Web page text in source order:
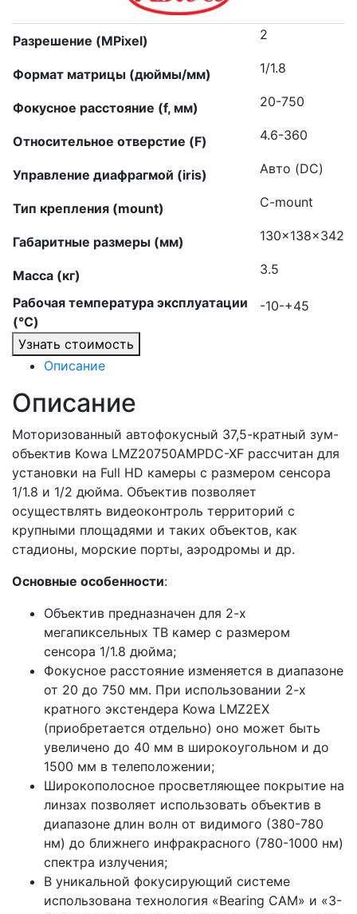
Разрешение (MPixel) 2
Формат матрицы (дюймы/мм) 1/1.8
Фокусное расстояние (f, мм) 20-750
Относительное отверстие (F) 4.6-360
Управление диафрагмой (iris) Авто (DC)
Тип крепления (mount) C-mount
Габаритные размеры (мм) 130x138x342
Масса (кг) 3.5
Рабочая температура эксплуатации
(°C)
-10-+45
Узнать стоимость
Описание
Описание
Моторизованный автофокусный 37,5-кратный зум-
объектив Kowa LMZ20750AMPDC-XF рассчитан для
установки на Full HD камеры с размером сенсора
1/1.8 и 1/2 дюйма. Объектив позволяет
осуществлять видеоконтроль территорий с
крупными площадями и таких объектов, как
стадионы, морские порты, аэродромы и др.
Основные особенности:
Объектив предназначен для 2-х
мегапиксельных ТВ камер с размером
сенсора 1/1.8 дюйма;
Фокусное расстояние изменяется в диапазоне
от 20 до 750 мм. При использовании 2-х
кратного экстендера Kowa LMZ2EX
(приобретается отдельно) оно может быть
увеличено до 40 мм в широкоугольном и до
1500 мм в телеположении;
Широкополосное просветляющее покрытие на
линзах позволяет использовать объектив в
диапазоне длин волн от видимого (380-780
нм) до ближнего инфракрасного (780-1000 нм)
спектра излучения;
В уникальной фокусирующий системе
использована технология «Bearing CAM» и «3-